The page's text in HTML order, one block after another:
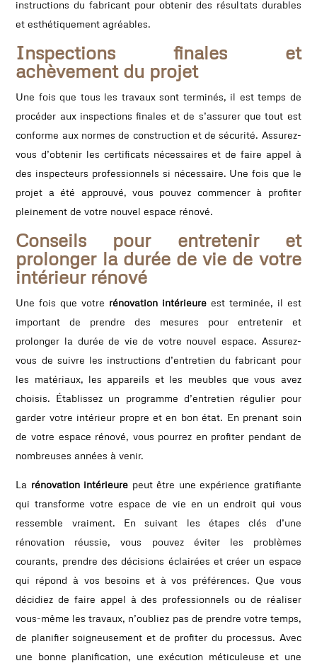
instructions du fabricant pour obtenir des résultats durables
et esthétiquement agréables.
Inspections finales et
achèvement du projet
Une fois que tous les travaux sont terminés, il est temps de
procéder aux inspections finales et de s’assurer que tout est
conforme aux normes de construction et de sécurité. Assurez-
vous d’obtenir les certificats nécessaires et de faire appel à
des inspecteurs professionnels si nécessaire. Une fois que le
projet a été approuvé, vous pouvez commencer à profiter
pleinement de votre nouvel espace rénové.
Conseils pour entretenir et
prolonger la durée de vie de votre
intérieur rénové
Une fois que votre rénovation intérieureest terminée, il est
important de prendre des mesures pour entretenir et
prolonger la durée de vie de votre nouvel espace. Assurez-
vous de suivre les instructions d’entretien du fabricant pour
les matériaux, les appareils et les meubles que vous avez
choisis. Établissez un programme d’entretien régulier pour
garder votre intérieur propre et en bon état. En prenant soin
de votre espace rénové, vous pourrez en profiter pendant de
nombreuses années à venir.
La rénovation intérieure peut être une expérience gratifiante
qui transforme votre espace de vie en un endroit qui vous
ressemble vraiment. En suivant les étapes clés d’une
rénovation réussie, vous pouvez éviter les problèmes
courants, prendre des décisions éclairées et créer un espace
qui répond à vos besoins et à vos préférences. Que vous
décidiez de faire appel à des professionnels ou de réaliser
vous-même les travaux, n’oubliez pas de prendre votre temps,
de planifier soigneusement et de profiter du processus. Avec
une bonne planification, une exécution méticuleuse et une